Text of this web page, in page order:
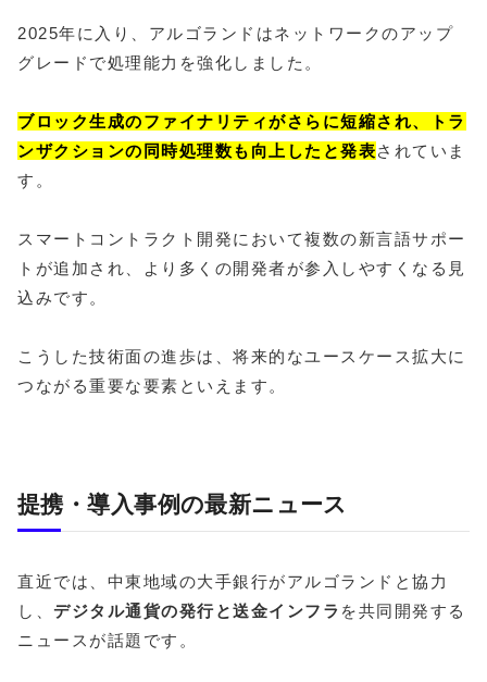
2025年に入り、アルゴランドはネットワークのアップ
グレードで処理能力を強化しました。
ブロック生成のファイナリティがさらに短縮され、トラ
ンザクションの同時処理数も向上したと発表されていま
す。
スマートコントラクト開発において複数の新言語サポー
トが追加され、より多くの開発者が参入しやすくなる見
込みです。
こうした技術面の進歩は、将来的なユースケース拡大に
つながる重要な要素といえます。
提携・導入事例の最新ニュース
直近では、中東地域の大手銀行がアルゴランドと協力
し、 デジタル通貨の発行と送金インフラ を共同開発する
ニュースが話題です。